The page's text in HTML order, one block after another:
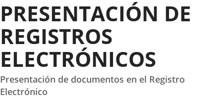
Valladolid
PRESENTACIÓN DE
REGISTROS
ELECTRÓNICOS
Presentación de documentos en el Registro
Electrónico